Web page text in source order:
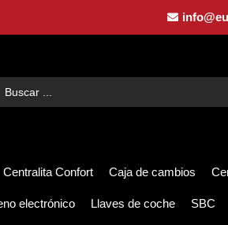
Centralita Confort Caja de cambios
electrónico Llaves de coche SBC